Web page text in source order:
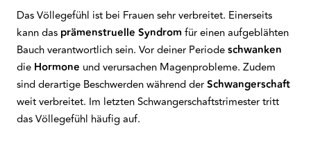
Das Völlegefühl ist bei Frauen sehr verbreitet. Einerseits
kann das prämenstruelle Syndrom für einen aufgeblähten
Bauch verantwortlich sein. Vor deiner Periodeschwanken
die Hormone und verursachen Magenprobleme. Zudem
sind derartige Beschwerden während derSchwangerschaft
weit verbreitet. Im letzten Schwangerschaftstrimester tritt
das Völlegefühl häufig auf.